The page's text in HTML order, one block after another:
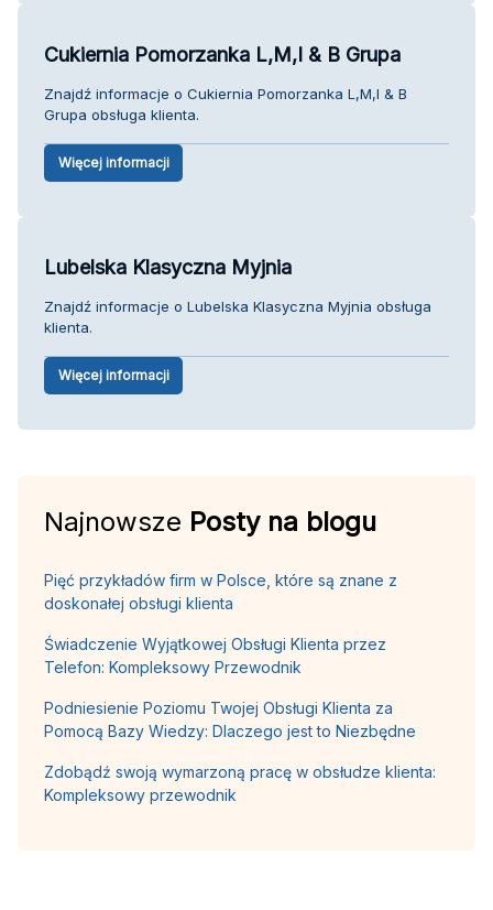
Cukiernia Pomorzanka L,M,I & B Grupa
Znajdź informacje o Cukiernia Pomorzanka L,M,I & B
Grupa obsługa klienta.
Więcej informacji
Lubelska Klasyczna Myjnia
Znajdź informacje o Lubelska Klasyczna Myjnia obsługa
klienta.
Więcej informacji
Najnowsze Posty na blogu
Pięć przykładów firm w Polsce, które są znane z
doskonałej obsługi klienta
Świadczenie Wyjątkowej Obsługi Klienta przez
Telefon: Kompleksowy Przewodnik
Podniesienie Poziomu Twojej Obsługi Klienta za
Pomocą Bazy Wiedzy: Dlaczego jest to Niezbędne
Zdobądź swoją wymarzoną pracę w obsłudze klienta:
Kompleksowy przewodnik